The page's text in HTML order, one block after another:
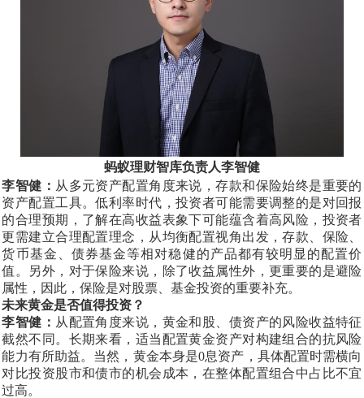
蚂蚁理财智库负责人李智健
李智健： 从多元资产配置角度来说，存款和保险始终是重要的
资产配置工具。低利率时代，投资者可能需要调整的是对回报
的合理预期，了解在高收益表象下可能蕴含着高风险，投资者
更需建立合理配置理念，从均衡配置视角出发，存款、保险、
货币基金、债券基金等相对稳健的产品都有较明显的配置价
值。另外，对于保险来说，除了收益属性外，更重要的是避险
属性，因此，保险是对股票、基金投资的重要补充。
未来黄金是否值得投资？
李智健： 从配置角度来说，黄金和股、债资产的风险收益特征
截然不同。长期来看，适当配置黄金资产对构建组合的抗风险
能力有所助益。当然，黄金本身是0息资产，具体配置时需横向
对比投资股市和债市的机会成本，在整体配置组合中占比不宜
过高。